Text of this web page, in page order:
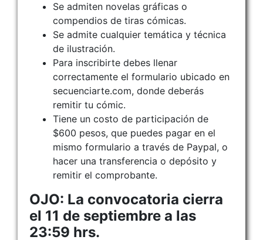
Se admiten novelas gráficas o
compendios de tiras cómicas.
Se admite cualquier temática y técnica
de ilustración.
Para inscribirte debes llenar
correctamente el formulario ubicado en
secuenciarte.com, donde deberás
remitir tu cómic.
Tiene un costo de participación de
$600 pesos, que puedes pagar en el
mismo formulario a través de Paypal, o
hacer una transferencia o depósito y
remitir el comprobante.
OJO: La convocatoria cierra
el 11 de septiembre a las
23:59 hrs.